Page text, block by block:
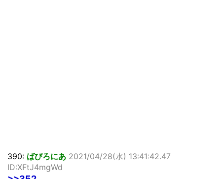
390: ばびろにあ 2021/04/28(水) 13:41:42.47
ID:XFtJ4mgWd